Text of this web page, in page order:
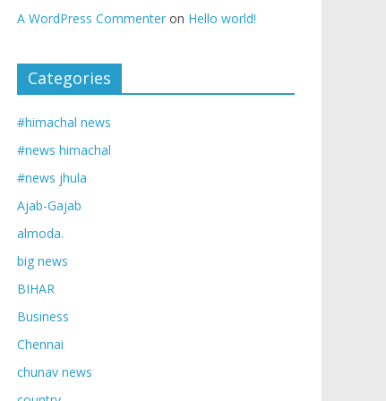
A WordPress Commenter on Hello world!
Categories
#himachal news
#news himachal
#news jhula
Ajab-Gajab
almoda.
big news
BIHAR
Business
Chennai
chunav news